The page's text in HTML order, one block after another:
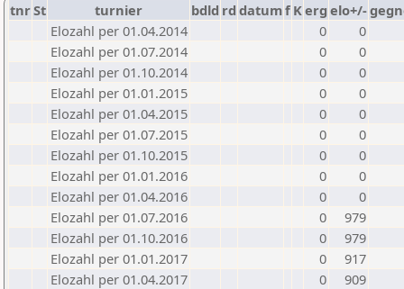
tnrSt turnier bdld rd datumf Kerg elo+/-
Elozahl per 01.04.2014
0
0
Elozahl per 01.07.2014
0
0
Elozahl per 01.10.2014
0
0
Elozahl per 01.01.2015
0
0
Elozahl per 01.04.2015
0
0
Elozahl per 01.07.2015
0
0
Elozahl per 01.10.2015
0
0
Elozahl per 01.01.2016
0
0
Elozahl per 01.04.2016
0
0
Elozahl per 01.07.2016
0
979
Elozahl per 01.10.2016
0
979
Elozahl per 01.01.2017
0
917
Elozahl per 01.04.2017
0
909